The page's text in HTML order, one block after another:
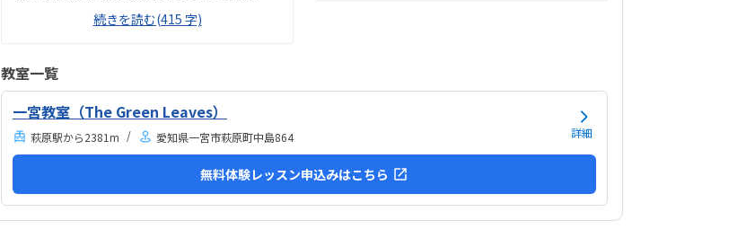
のお話もしていただき、見通しがつけたのが良かった
校区内なので、学校の帰りに自分で行って帰ってきて
で、家の前に止めるしかない。ただ道は狭め。机広く
ゆったりしており、椅子も回転式のもので座りやすい
と思いました。ただ古民家を使用しているので、2階
ログラミング教室の月謝が高めなので妥当かなと思い
めにレッスンがない日でも行っても良いとの事なの
マイクラを使っていることで、子...
続きを読む(415 字)
ので、教室がある2階に行く階段が急で狭く危ない。
教室一覧
一宮教室（The Green Leaves）
萩原駅から2381m 愛知県一宮市萩原町中島864 詳細
無料体験レッスン申込みはこちら